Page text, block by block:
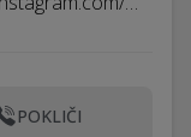
POKLIČI